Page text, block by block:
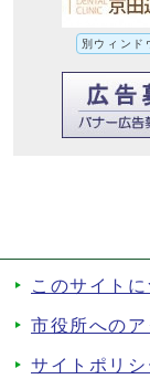
別ウィンド
このサイトに
市役所へのア
サイトポリシ